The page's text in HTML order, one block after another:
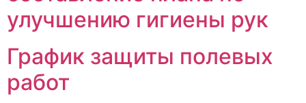
улучшению гигиены рук
График защиты полевых
работ